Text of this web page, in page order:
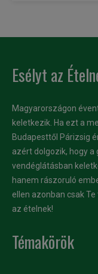
Esélyt az
Magyarországon
keletkezik. Ha ezt a
Budapesttől Párizsig
azért dolgozik, hogy a
vendéglátásban
hanem rászoruló
ellen azonban csak
az ételnek!
Témakörök